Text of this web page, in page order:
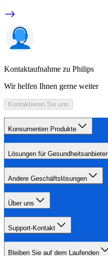
Kontaktaufnahme zu Philips
Wir helfen Ihnen gerne weiter
Kontaktieren Sie uns
Konsumenten Produkte
Lösungen für Gesundheitsanbieter
Andere Geschäftslösungen
Über uns
Support-Kontakt
Bleiben Sie auf dem Laufenden